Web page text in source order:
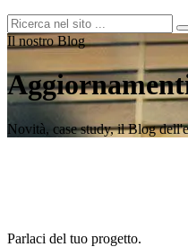
Il nostro Blog
Novità, case study, il Blog
Parlaci del tuo progetto.